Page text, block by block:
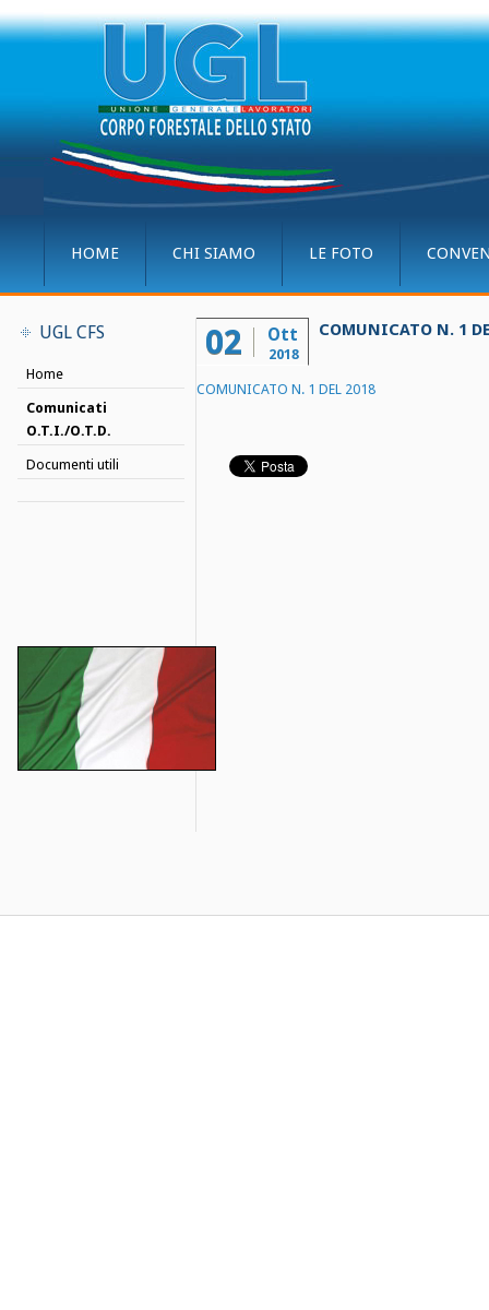
HOME CHI SIAMO LE FOTO
UGL CFS
Home
Comunicati
O.T.I./O.T.D.
Documenti utili
02 Ott
2018
COMUNICATO N. 1
COMUNICATO N. 1 DEL 2018